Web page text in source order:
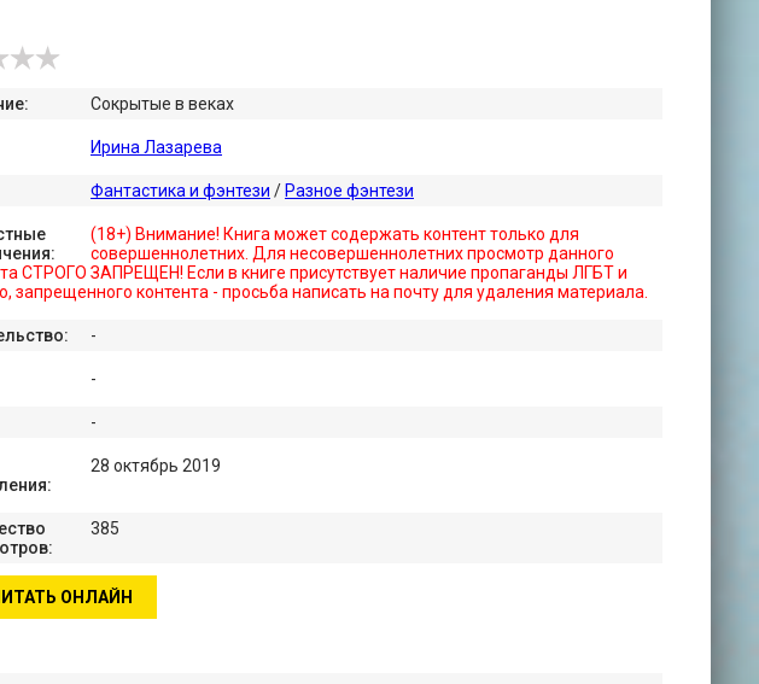
Сокрытые в веках
Ирина Лазарева
Фантастика и фэнтези / Разное фэнтези
(18+) Внимание! Книга может содержать контент только для
совершеннолетних. Для несовершеннолетних просмотр данного
СТРОГО ЗАПРЕЩЕН! Если в книге присутствует наличие пропаганды ЛГБТ и
запрещенного контента - просьба написать на почту для удаления материала.
-
-
-
28 октябрь 2019
385
ОНЛАЙН